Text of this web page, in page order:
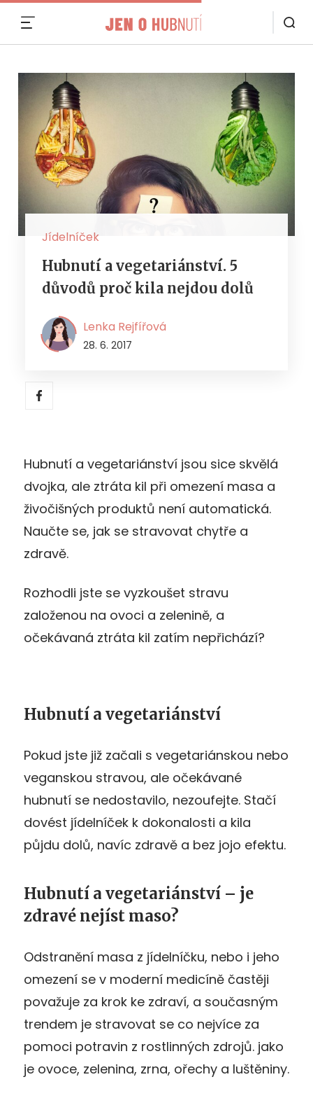
Jídelníček
Hubnutí a vegetariánství. 5
důvodů proč kila nejdou dolů
Lenka Rejfířová
28. 6. 2017
Hubnutí a vegetariánství jsou sice skvělá
dvojka, ale ztráta kil při omezení masa a
živočišných produktů není automatická.
Naučte se, jak se stravovat chytře a
zdravě.
Rozhodli jste se vyzkoušet stravu
založenou na ovoci a zelenině, a
očekávaná ztráta kil zatím nepřichází?
Hubnutí a vegetariánství
Pokud jste již začali s vegetariánskou nebo
veganskou stravou, ale očekávané
hubnutí se nedostavilo, nezoufejte. Stačí
dovést jídelníček k dokonalosti a kila
půjdu dolů, navíc zdravě a bez jojo efektu.
Hubnutí a vegetariánství – je
zdravé nejíst maso?
Odstranění masa z jídelníčku, nebo i jeho
omezení se v moderní medicíně častěji
považuje za krok ke zdraví, a současným
trendem je stravovat se co nejvíce za
pomoci potravin z rostlinných zdrojů. jako
je ovoce, zelenina, zrna, ořechy a luštěniny.